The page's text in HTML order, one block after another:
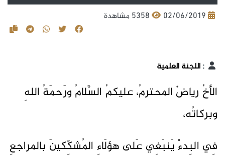
02/06/2019 5358 مشاهدة
:اللجنة العلمية
الأخُ رياضٌ المحترمُ، عليكمُ السَّلامُ ورَحمَةُ اللهِ
وبركاتُه،
فِي البِدءْ يَنبَغِي عَلى هؤلَاءِ المُشكِّكينَ بالمراجعِ